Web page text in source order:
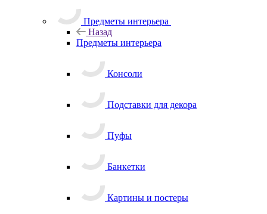
Предметы интерьера
Назад
Предметы интерьера
Консоли
Подставки для декора
Пуфы
Банкетки
Картины и постеры